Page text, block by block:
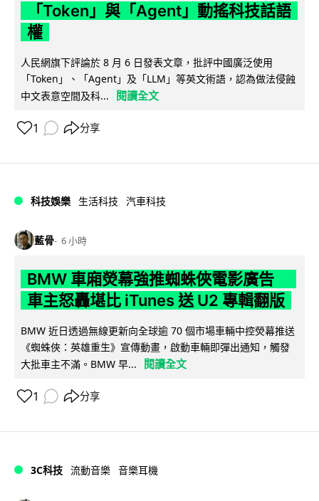
「Token」與「Agent」動搖科技話語
權
人民網旗下評論於 8 月 6 日發表文章，批評中國廣泛使用
「Token」、「Agent」及「LLM」等英文術語，認為做法侵蝕
中文表意空間及科...
閱讀全文
1 分享
科技娛樂 生活科技 汽車科技
藍骨 6 小時
BMW 車廂熒幕強推蜘蛛俠電影廣告
車主怒轟堪比 iTunes 送 U2 專輯翻版
BMW 近日透過無線更新向全球逾 70 個市場車輛中控熒幕推送
《蜘蛛俠：英雄重生》宣傳動畫，啟動車輛即彈出通知，觸發
大批車主不滿。BMW 早...
閱讀全文
1 分享
3C科技 流動音樂 音樂耳機